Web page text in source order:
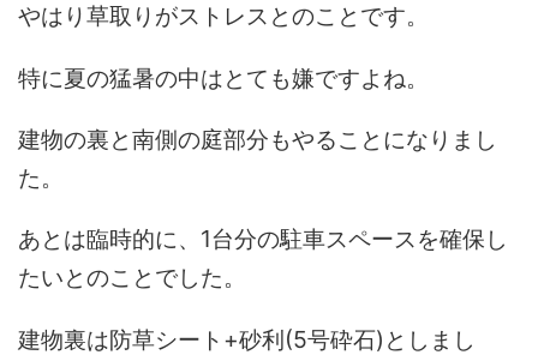
やはり草取りがストレスとのことです。
特に夏の猛暑の中はとても嫌ですよね。
建物の裏と南側の庭部分もやることになりまし
た。
あとは臨時的に、1台分の駐車スペースを確保し
たいとのことでした。
建物裏は防草シート+砂利(5号砕石)としまし